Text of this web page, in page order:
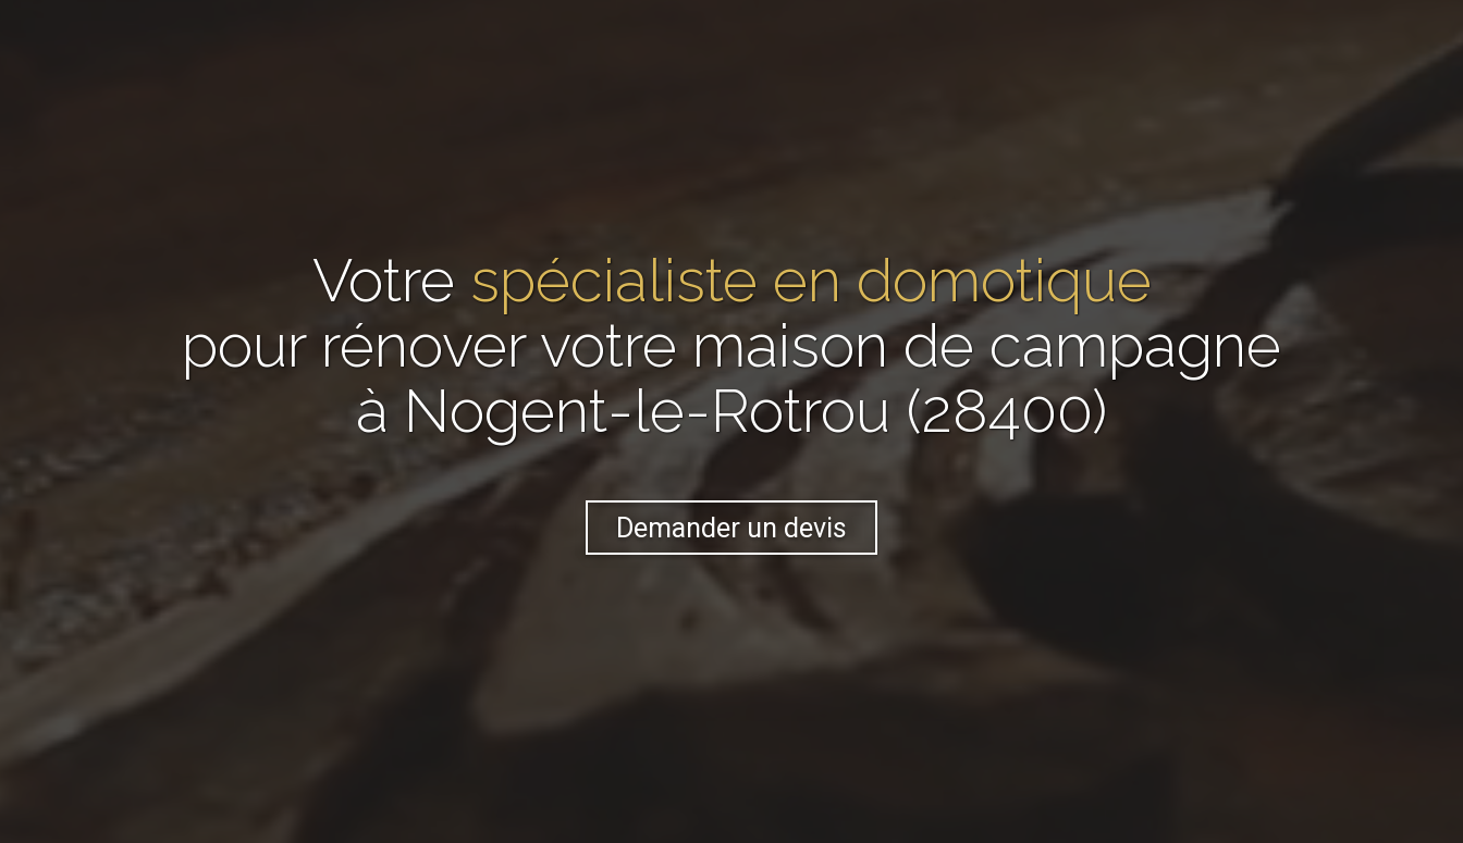
Votre spécialiste en domotique
pour rénover votre maison de campagne
à Nogent-le-Rotrou (28400)
Demander un devis